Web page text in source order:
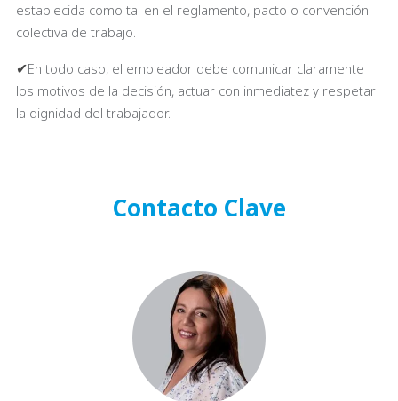
establecida como tal en el reglamento, pacto o convención
colectiva de trabajo.
✔En todo caso, el empleador debe comunicar claramente
los motivos de la decisión, actuar con inmediatez y respetar
la dignidad del trabajador.
Contacto Clave